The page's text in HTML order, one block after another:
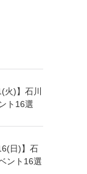
火)】石川
ト16選
日)】石
ント16選